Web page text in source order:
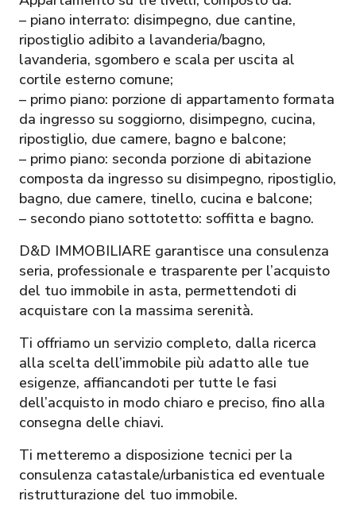
– piano interrato: disimpegno, due cantine,
ripostiglio adibito a lavanderia/bagno,
lavanderia, sgombero e scala per uscita al
cortile esterno comune;
– primo piano: porzione di appartamento formata
da ingresso su soggiorno, disimpegno, cucina,
ripostiglio, due camere, bagno e balcone;
– primo piano: seconda porzione di abitazione
composta da ingresso su disimpegno, ripostiglio,
bagno, due camere, tinello, cucina e balcone;
– secondo piano sottotetto: soffitta e bagno.
D&D IMMOBILIARE garantisce una consulenza
seria, professionale e trasparente per l’acquisto
del tuo immobile in asta, permettendoti di
acquistare con la massima serenità.
Ti offriamo un servizio completo, dalla ricerca
alla scelta dell’immobile più adatto alle tue
esigenze, affiancandoti per tutte le fasi
dell’acquisto in modo chiaro e preciso, fino alla
consegna delle chiavi.
Ti metteremo a disposizione tecnici per la
consulenza catastale/urbanistica ed eventuale
ristrutturazione del tuo immobile.